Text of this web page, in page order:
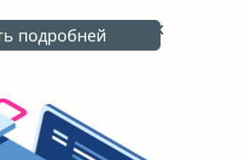
на ГосТоргах
подробней